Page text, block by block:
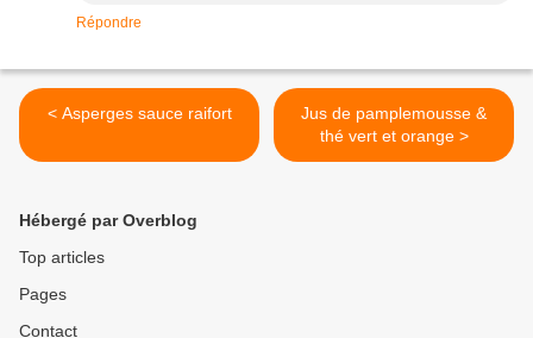
Répondre
< Asperges sauce raifort
Jus de pamplemousse &
thé vert et orange >
Hébergé par Overblog
Top articles
Pages
Contact